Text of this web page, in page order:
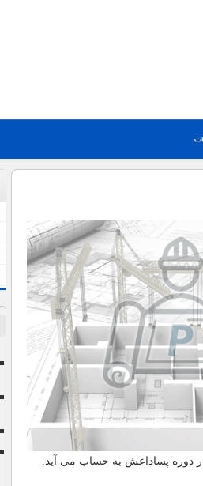
دوره پساداعش به حساب می آید.